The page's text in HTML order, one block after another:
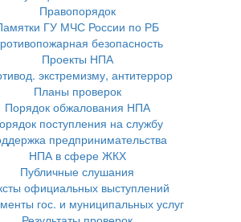
Правопорядок
ГУ МЧС России по РБ
безопасность
Проекты НПА
экстремизму, антитеррор
Планы проверок
Порядок обжалования НПА
поступления на службу
предпринимательства
НПА в сфере ЖКХ
Публичные слушания
официальных выступлений
гос. и муниципальных услуг